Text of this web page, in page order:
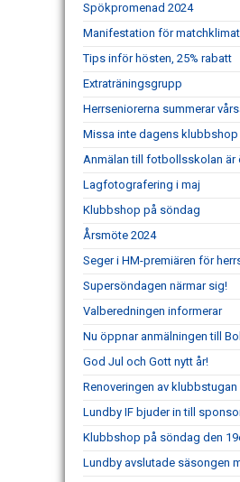
Spökpromenad 2024
Manifestation för
Tips inför hösten, 25% rabatt
Extraträningsgrupp
Herrseniorerna summerar
Missa inte dagens klubbshop
Anmälan till fotbollsskolan är
Lagfotografering i maj
Klubbshop på söndag
Årsmöte 2024
Seger i HM-premiären för
Supersöndagen närmar sig!
Valberedningen informerar
Nu öppnar anmälningen till
God Jul och Gott nytt år!
Renoveringen av
Lundby IF bjuder in till
Klubbshop på söndag den
Lundby avslutade säsongen